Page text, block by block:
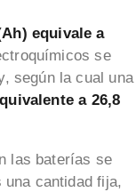
equivale a
se
según la cual una
a 26,8
las baterías se
cantidad fija,